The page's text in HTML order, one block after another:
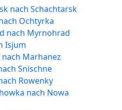
nach Schachtarsk
Ochtyrka
nach Myrnohrad
Isjum
Marhanez
Snischne
Rowenky
nach Nowa